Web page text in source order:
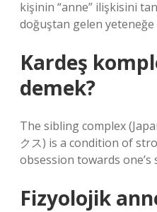
kişinin “anne” ilişkisini
doğuştan gelen
Kardeş
demek?
The sibling complex
クス) is a condition of
obsession towards
Fizyolojik